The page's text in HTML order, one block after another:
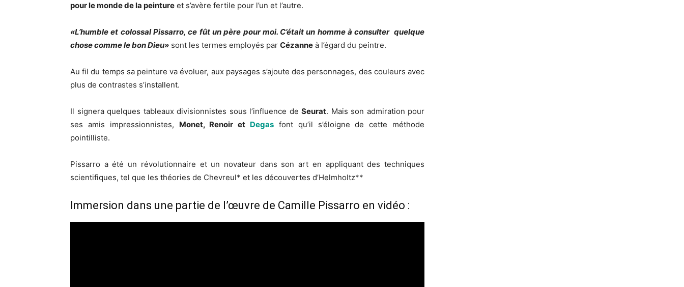
pour le monde de la peinture et s’avère fertile pour l’un et l’autre.
«L’humble et colossal Pissarro, ce fût un père pour moi. C’était un homme à consulter quelque
chose comme le bon Dieu» sont les termes employés par Cézanne à l’égard du peintre.
Au fil du temps sa peinture va évoluer, aux paysages s’ajoute des personnages, des couleurs avec
plus de contrastes s’installent.
Il signera quelques tableaux divisionnistes sous l’influence de Seurat. Mais son admiration pour
ses amis impressionnistes, Monet, Renoir et Degas font qu’il s’éloigne de cette méthode
pointilliste.
Pissarro a été un révolutionnaire et un novateur dans son art en appliquant des techniques
scientifiques, tel que les théories de Chevreul* et les découvertes d’Helmholtz**
Immersion dans une partie de l’œuvre de Camille Pissarro en vidéo :